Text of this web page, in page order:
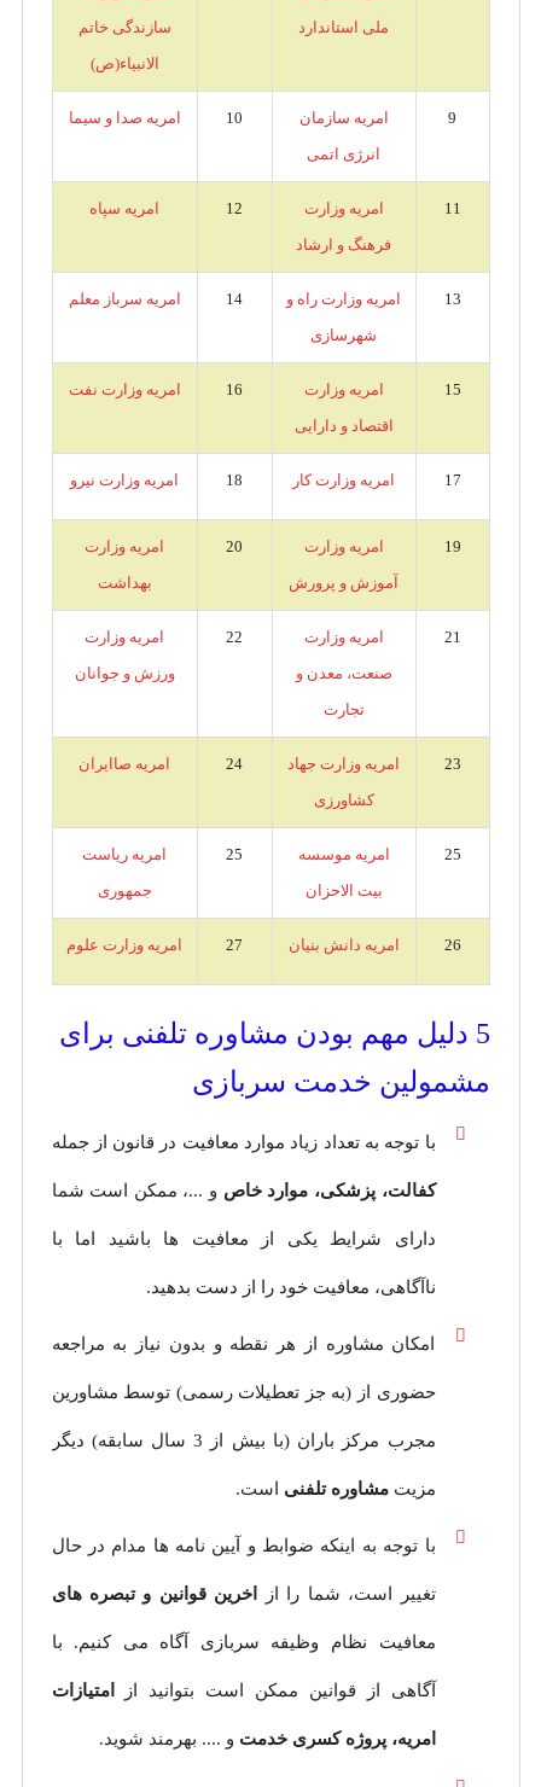
ملی استاندارد سازندگی خاتم
الانبیاء(ص)
9 امریه سازمان
انرژی اتمی
10 امریه صدا و سیما
11 امریه وزارت
فرهنگ و ارشاد
12 امریه سپاه
13 امریه وزارت راه و
شهرسازی
14 امریه سرباز معلم
15 امریه وزارت
اقتصاد و دارایی
16 امریه وزارت نفت
17 امریه وزارت کار 18 امریه وزارت نیرو
19 امریه وزارت
آموزش و پرورش
20 امریه وزارت
بهداشت
21 امریه وزارت
صنعت، معدن و
تجارت
22 امریه وزارت
ورزش و جوانان
23 امریه وزارت جهاد
کشاورزی
24 امریه صاایران
25 امریه موسسه
بیت الاحزان
25 امریه ریاست
جمهوری
26 امریه دانش بنیان 27 امریه وزارت علوم
5 دلیل مهم بودن مشاوره تلفنی برای
مشمولین خدمت سربازی
با توجه به تعداد زیاد موارد معافیت در قانون از جمله
کفالت، پزشکی، موارد خاص و ...، ممکن است شما
دارای شرایط یکی از معافیت ها باشید اما با
ناآگاهی، معافیت خود را از دست بدهید.
امکان مشاوره از هر نقطه و بدون نیاز به مراجعه
حضوری از (به جز تعطیلات رسمی) توسط مشاورین
مجرب مرکز باران (با بیش از 3 سال سابقه) دیگر
مزیتمشاوره تلفنی است.
با توجه به اینکه ضوابط و آیین نامه ها مدام در حال
تغییر است، شما را از اخرین قوانین و تبصره های
معافیت نظام وظیفه سربازی آگاه می کنیم. با
آگاهی از قوانین ممکن است بتوانید از امتیازات
امریه، پروژه کسری خدمت و .... بهرمند شوید.